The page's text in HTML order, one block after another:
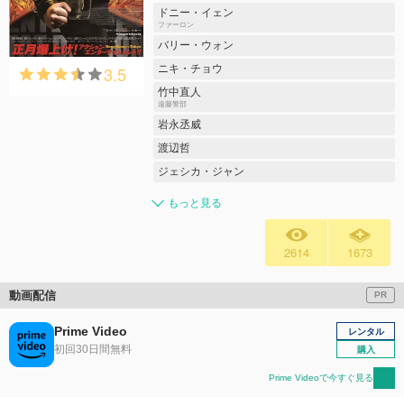
3.5
ドニー・イェン
ファーロン
バリー・ウォン
ニキ・チョウ
竹中直人
遠藤警部
岩永丞威
渡辺哲
ジェシカ・ジャン
もっと見る
2614 1673
動画配信 PR
Prime Video
初回30日間無料
レンタル
購入
Prime Videoで今すぐ見る